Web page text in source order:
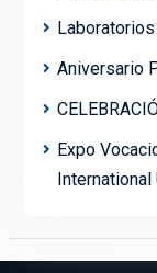
Aniversario
Expo